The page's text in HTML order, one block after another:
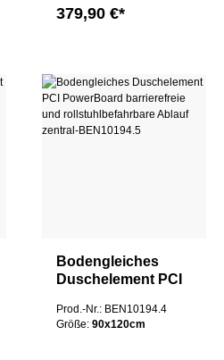
379,90 €*
Bodengleiches
Duschelement PCI
barrierefreie und
rollstuhlbefahrbare
Prod.-Nr.: BEN10194.4
Größe: 90x120cm